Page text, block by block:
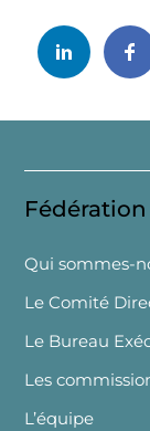
Fédération
Qui sommes-
Le Comité
Le Bureau
Les
L’équipe